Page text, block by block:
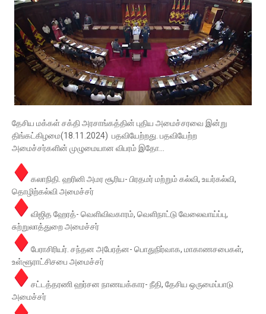
தேசிய மக்கள் சக்தி அரசாங்கத்தின் புதிய அமைச்சரவை இன்று
திங்கட்கிழமை(18.11.2024) பதவியேற்றது. பதவியேற்ற
அமைச்சர்களின் முழுமையான விபரம் இதோ...
கலாநிதி. ஹரினி அமர சூரிய- பிரதமர் மற்றும் கல்வி, உயர்கல்வி,
தொழிற்கல்வி அமைச்சர்
விஜித ஹேரத்- வெளிவிவகாரம், வெளிநாட்டு வேலைவாய்ப்பு,
சுற்றுலாத்துறை அமைச்சர்
பேராசிரியர். சந்தன அபேரத்ன- பொதுநிர்வாக, மாகாணசபைகள்,
உள்ளூராட்சிசபை அமைச்சர்
சட்டத்தரணி ஹர்சன நாணயக்கார- நீதி, தேசிய ஒருமைப்பாடு
அமைச்சர்